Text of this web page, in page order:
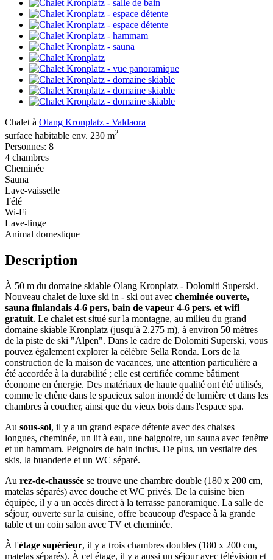
Chalet à Olang Kronplatz - Valdaora
surface habitable env. 230 m2
Personnes: 8
4 chambres
Cheminée
Sauna
Lave-vaisselle
Télé
Wi-Fi
Lave-linge
Animal domestique
Description
À 50 m du domaine skiable Olang Kronplatz - Dolomiti Superski.
Nouveau chalet de luxe ski in - ski out avec cheminée ouverte,
sauna finlandais 4-6 pers, bain de vapeur 4-6 pers. et wifi
gratuit. Le chalet est situé sur la montagne, au milieu du grand
domaine skiable Kronplatz (jusqu'à 2.275 m), à environ 50 mètres
de la piste de ski "Alpen". Dans le cadre de Dolomiti Superski, vous
pouvez également explorer la célèbre Sella Ronda. Lors de la
construction de la maison de vacances, une attention particulière a
été accordée à la durabilité ; elle est certifiée comme bâtiment
économe en énergie. Des matériaux de haute qualité ont été utilisés,
comme le chêne dans le spacieux salon inondé de lumière et dans les
chambres à coucher, ainsi que du vieux bois dans l'espace spa.
Au sous-sol, il y a un grand espace détente avec des chaises
longues, cheminée, un lit à eau, une baignoire, un sauna avec fenêtre
et un hammam. Peignoirs de bain inclus. De plus, un vestiaire des
skis, la buanderie et un WC séparé.
Au rez-de-chaussée se trouve une chambre double (180 x 200 cm,
matelas séparés) avec douche et WC privés. De la cuisine bien
équipée, il y a un accès direct à la terrasse panoramique. La salle de
séjour, ouverte sur la cuisine, offre beaucoup d'espace à la grande
table et un coin salon avec TV et cheminée.
À l'étage supérieur, il y a trois chambres doubles (180 x 200 cm,
matelas séparés). À cet étage, il y a aussi un séjour avec télévision et